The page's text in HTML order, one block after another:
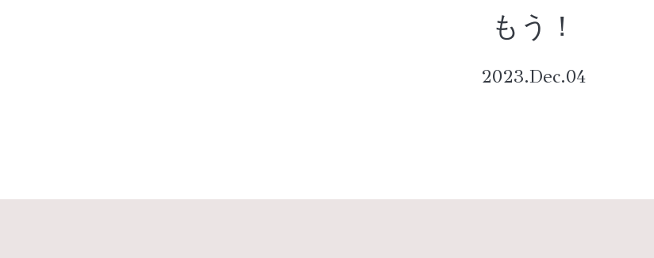
もう！
2023.Dec.04